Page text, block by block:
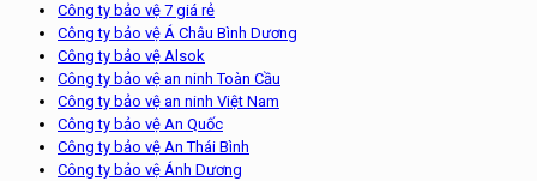
Công ty bảo vệ 7 giá rẻ
Công ty bảo vệ Á Châu Bình Dương
Công ty bảo vệ Alsok
Công ty bảo vệ an ninh Toàn Cầu
Công ty bảo vệ an ninh Việt Nam
Công ty bảo vệ An Quốc
Công ty bảo vệ An Thái Bình
Công ty bảo vệ Ánh Dương